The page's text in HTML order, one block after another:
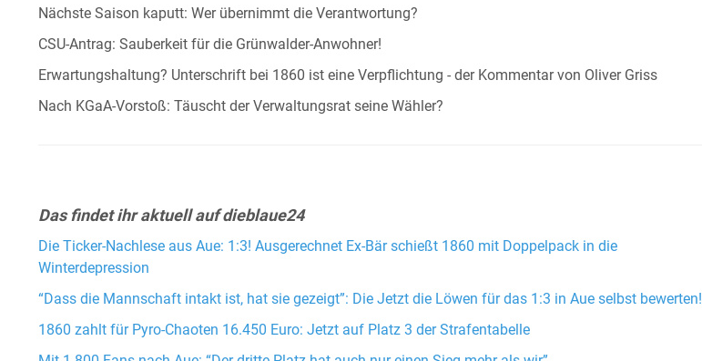
Nächste Saison kaputt: Wer übernimmt die Verantwortung?
CSU-Antrag: Sauberkeit für die Grünwalder-Anwohner!
Erwartungshaltung? Unterschrift bei 1860 ist eine Verpflichtung - der Kommentar von Oliver Griss
Nach KGaA-Vorstoß: Täuscht der Verwaltungsrat seine Wähler?
Das findet ihr aktuell auf dieblaue24
Die Ticker-Nachlese aus Aue: 1:3! Ausgerechnet Ex-Bär schießt 1860 mit Doppelpack in die
Winterdepression
“Dass die Mannschaft intakt ist, hat sie gezeigt”: Die Jetzt die Löwen für das 1:3 in Aue selbst bewerten!
1860 zahlt für Pyro-Chaoten 16.450 Euro: Jetzt auf Platz 3 der Strafentabelle